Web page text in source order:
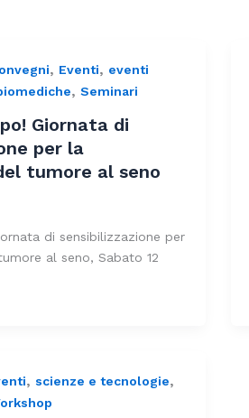
, Eventi, eventi
, Seminari
Giornata di
per la
tumore al seno
di sensibilizzazione per
al seno, Sabato 12
, scienze e tecnologie,